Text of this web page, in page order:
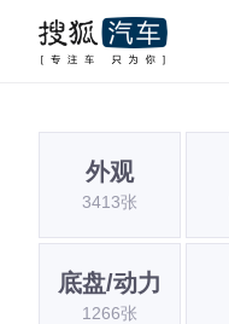
外观
3413张
底盘/动力
1266张